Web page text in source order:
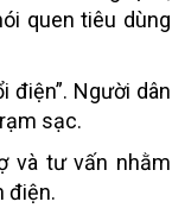
quen tiêu dùng
điện”. Người dân
sạc.
và tư vấn nhằm
điện.